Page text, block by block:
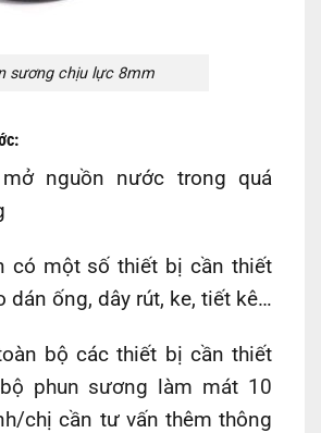
sương chịu lực 8mm
nguồn nước trong quá
có một số thiết bị cần thiết
dán ống, dây rút, ke, tiết kê…
bộ các thiết bị cần thiết
phun sương làm mát 10
chị cần tư vấn thêm thông